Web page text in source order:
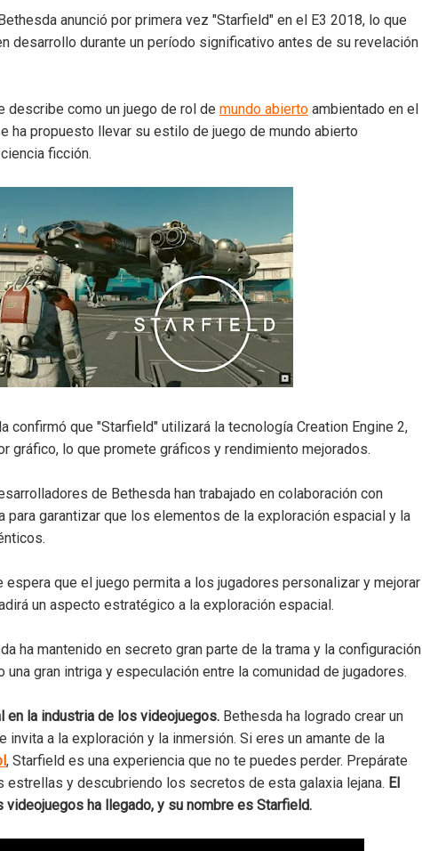
anunció por primera vez "Starfield" en el E3 2018, lo que
desarrollo durante un período significativo antes de su revelación
describe como un juego de rol de mundo abierto ambientado en el
ha propuesto llevar su estilo de juego de mundo abierto
ficción.
confirmó que "Starfield" utilizará la tecnología Creation Engine 2,
gráfico, lo que promete gráficos y rendimiento mejorados.
de Bethesda han trabajado en colaboración con
para garantizar que los elementos de la exploración espacial y la
espera que el juego permita a los jugadores personalizar y mejorar
un aspecto estratégico a la exploración espacial.
ha mantenido en secreto gran parte de la trama y la configuración
una gran intriga y especulación entre la comunidad de jugadores.
en la industria de los videojuegos. Bethesda ha logrado crear un
invita a la exploración y la inmersión. Si eres un amante de la
, Starfield es una experiencia que no te puedes perder. Prepárate
estrellas y descubriendo los secretos de esta galaxia lejana. El
ha llegado, y su nombre es Starfield.